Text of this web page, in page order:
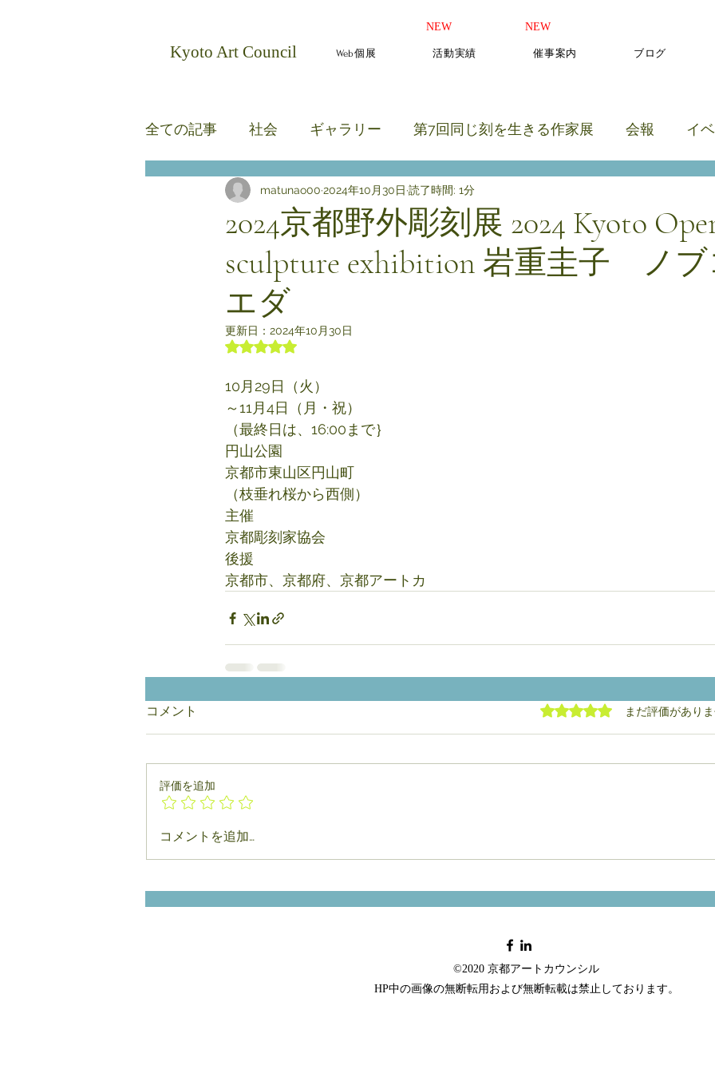
​NEW ​NEW
​Kyoto Art Council Web個展 活動実績 催事案内 ブログ
全ての記事 社会 ギャラリー 第7回同じ刻を生きる作家展 会報 イ
無題のカテゴリー 無題のカテゴリー
2024京都野外彫刻展 2024 Kyoto
sculpture exhibition 岩重圭子 ノブ
エダ
matunao00 2024年10月30日 読了時間: 1分
更新日： 2024年10月30日
5つ星のうちNaNと評価されています。
10月29日（火）
～11月4日（月・祝）
（最終日は、16:00まで｝
円山公園
京都市東山区円山町
（枝垂れ桜から西側）
主催
京都彫刻家協会
後援
京都市、京都府、京都アートカ
コメント 5つ星のうち0と評価されて
まだ評価があり
評価を追加
コメントを追加…
©2020 京都アートカウンシル
HP中の画像の無断転用および無断転載は禁止しております。